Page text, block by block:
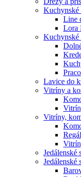
Kuchynské
Line
Lora
Lavice do
Vitríny a
Vitríny,
Jedálenské
Jedálenské